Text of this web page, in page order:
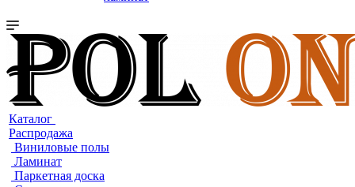
Каталог
Распродажа
Виниловые полы
Ламинат
Паркетная доска